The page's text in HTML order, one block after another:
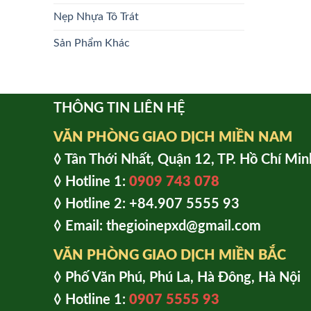
Nẹp Nhựa Tô Trát
Sản Phẩm Khác
THÔNG TIN LIÊN HỆ
VĂN PHÒNG GIAO DỊCH MIỀN NAM
◊ Tân Thới Nhất, Quận 12, TP. Hồ Chí
◊ Hotline 1: 0909 743 078
◊ Hotline 2: +84.907 5555 93
◊ Email: thegioinepxd@gmail.com
VĂN PHÒNG GIAO DỊCH MIỀN BẮC
◊ Phố Văn Phú, Phú La, Hà Đông, Hà Nội
◊ Hotline 1: 0907 5555 93